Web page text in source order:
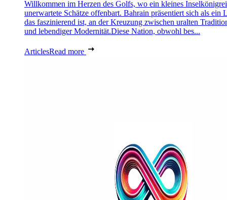
Willkommen im Herzen des Golfs, wo ein kleines
unerwartete Schätze offenbart. Bahrain präsentiert sich als ein
das faszinierend ist, an der Kreuzung zwischen uralten
und lebendiger Modernität.Diese Nation, obwohl bes...
ArticlesRead more